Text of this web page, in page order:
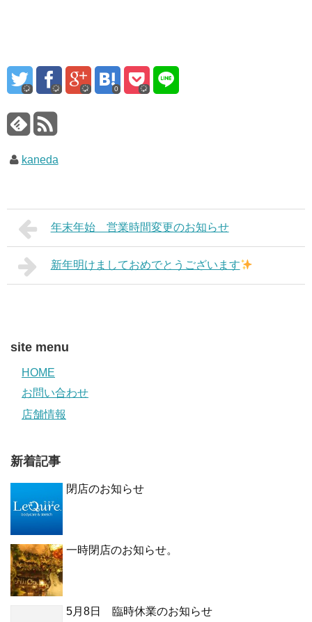
0
kaneda
年末年始 営業時間変更のお知らせ
新年明けましておめでとうございます
site menu
HOME
お問い合わせ
店舗情報
新着記事
閉店のお知らせ
一時閉店のお知らせ。
5月8日 臨時休業のお知らせ